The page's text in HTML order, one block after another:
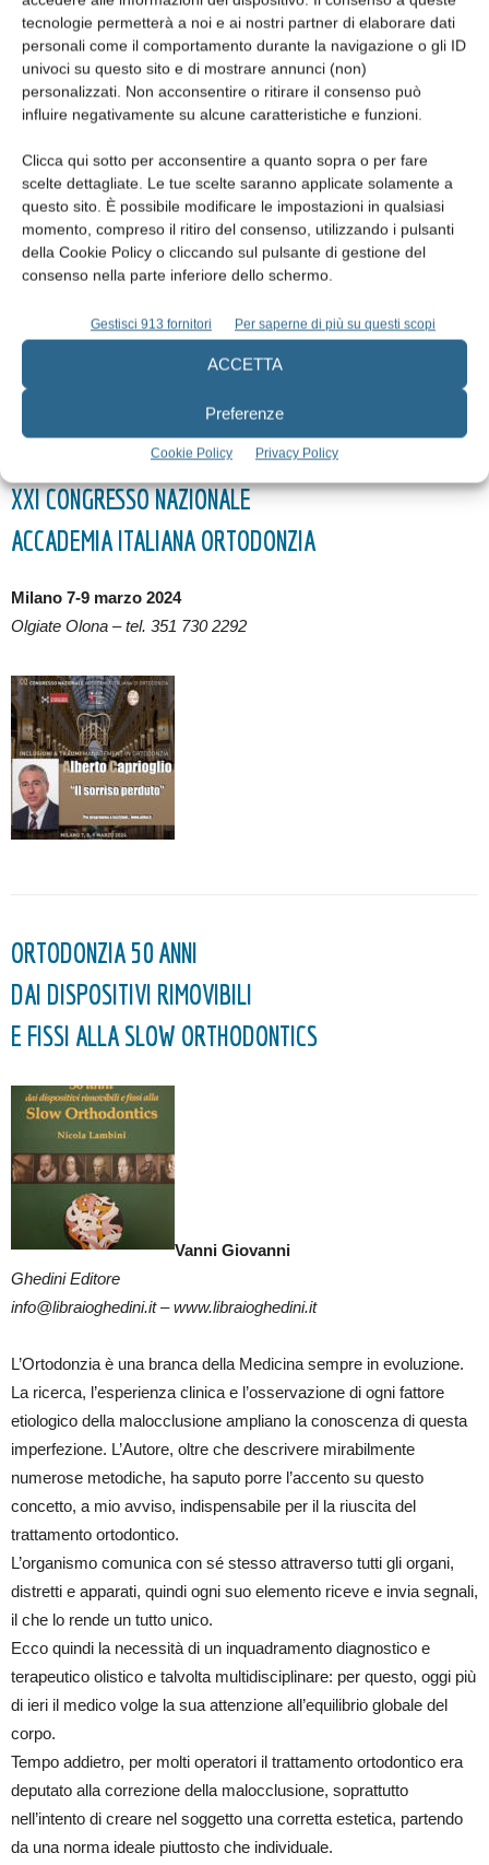
tecnologie permetterà a noi e ai nostri partner di elaborare dati
personali come il comportamento durante la navigazione o gli ID
univoci su questo sito e di mostrare annunci (non)
personalizzati. Non acconsentire o ritirare il consenso può
influire negativamente su alcune caratteristiche e funzioni.
Clicca qui sotto per acconsentire a quanto sopra o per fare
scelte dettagliate. Le tue scelte saranno applicate solamente a
questo sito. È possibile modificare le impostazioni in qualsiasi
momento, compreso il ritiro del consenso, utilizzando i pulsanti
della Cookie Policy o cliccando sul pulsante di gestione del
consenso nella parte inferiore dello schermo.
Gestisci 913 fornitori Per saperne di più su questi scopi
ACCETTA
Preferenze
Cookie Policy Privacy Policy
dell’Odontostomatologia , che si occupa di diagnosi e terapia delle
patologie e disfunzioni delle ATM. In caso soffriate di acufene di
cui non siete riusciti a risalire a cause di origine strettamente
medica ed otologica, una accurata visita dal Vs. Dentista di
fiducia, può essere determinante per poter risolvere questa
fastidiosa e nei casi più gravi invalidante patologia.
XXI CONGRESSO NAZIONALE
ACCADEMIA ITALIANA ORTODONZIA
Milano 7-9 marzo 2024
Olgiate Olona – tel. 351 730 2292
ORTODONZIA 50 ANNI
DAI DISPOSITIVI RIMOVIBILI
E FISSI ALLA SLOW ORTHODONTICS
Vanni Giovanni
Ghedini Editore
info@libraioghedini.it – www.libraioghedini.it
L’Ortodonzia è una branca della Medicina sempre in evoluzione.
La ricerca, l’esperienza clinica e l’osservazione di ogni fattore
etiologico della malocclusione ampliano la conoscenza di questa
imperfezione. L’Autore, oltre che descrivere mirabilmente
numerose metodiche, ha saputo porre l’accento su questo
concetto, a mio avviso, indispensabile per il la riuscita del
trattamento ortodontico.
L’organismo comunica con sé stesso attraverso tutti gli organi,
distretti e apparati, quindi ogni suo elemento riceve e invia segnali,
il che lo rende un tutto unico.
Ecco quindi la necessità di un inquadramento diagnostico e
terapeutico olistico e talvolta multidisciplinare: per questo, oggi più
di ieri il medico volge la sua attenzione all’equilibrio globale del
corpo.
Tempo addietro, per molti operatori il trattamento ortodontico era
deputato alla correzione della malocclusione, soprattutto
nell’intento di creare nel soggetto una corretta estetica, partendo
da una norma ideale piuttosto che individuale.